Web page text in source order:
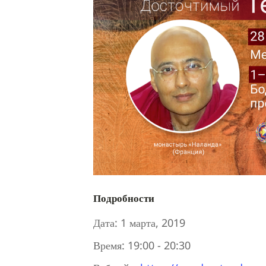
Подробности
Дата: 1 марта, 2019
Время: 19:00 - 20:30